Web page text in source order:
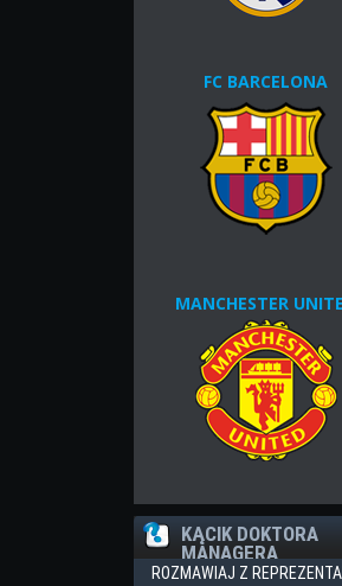
FC BARCELONA
MANCHESTER
KĄCIK DOKTORA
MANAGERA
ROZMAWIAJ Z